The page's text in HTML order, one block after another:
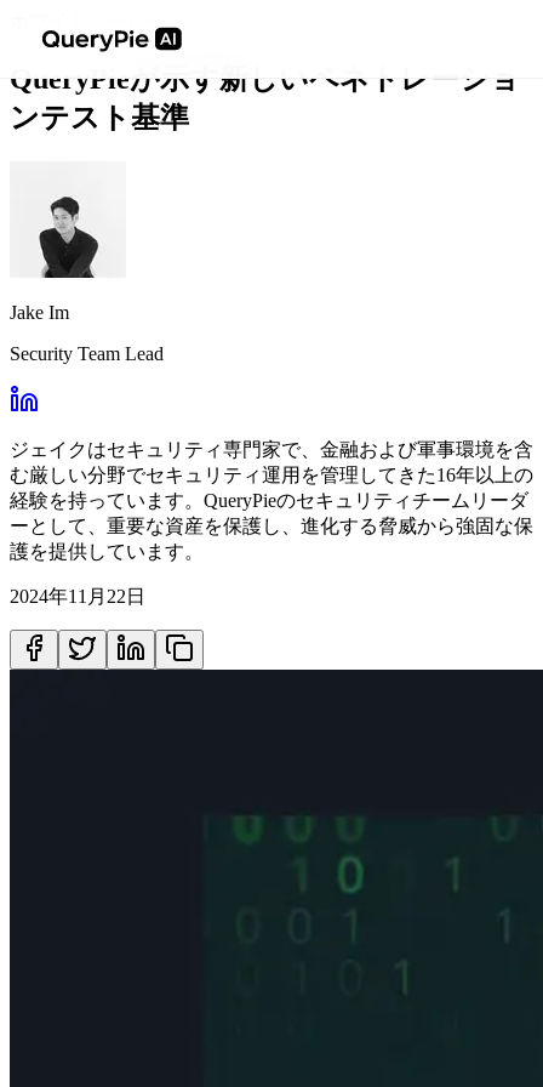
QueryPieが示す新しいペネトレーショ
ンテスト基準
Jake Im
Security Team Lead
ジェイクはセキュリティ専門家で、金融および軍事環境を含
む厳しい分野でセキュリティ運用を管理してきた16年以上の
経験を持っています。QueryPieのセキュリティチームリーダ
ーとして、重要な資産を保護し、進化する脅威から強固な保
護を提供しています。
2024年11月22日